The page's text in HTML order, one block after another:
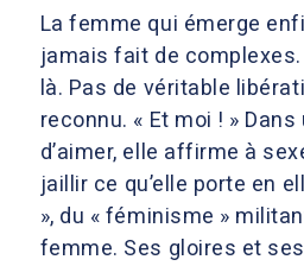
La femme qui émerge
jamais fait de
là. Pas de véritable
reconnu. « Et moi ! »
d’aimer, elle affirme à
jaillir ce qu’elle porte en
», du « féminisme »
femme. Ses gloires et